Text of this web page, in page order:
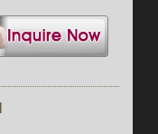
Roll dan Samosa
Eag